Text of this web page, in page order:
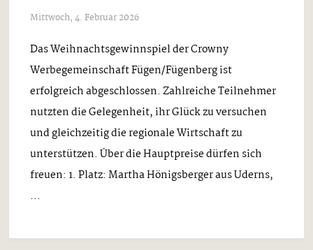
Mittwoch, 4. Februar 2026
Das Weihnachtsgewinnspiel der Crowny
Werbegemeinschaft Fügen/Fügenberg ist
erfolgreich abgeschlossen. Zahlreiche Teilnehmer
nutzten die Gelegenheit, ihr Glück zu versuchen
und gleichzeitig die regionale Wirtschaft zu
unterstützen. Über die Hauptpreise dürfen sich
freuen: 1. Platz: Martha Hönigsberger aus Uderns,
...